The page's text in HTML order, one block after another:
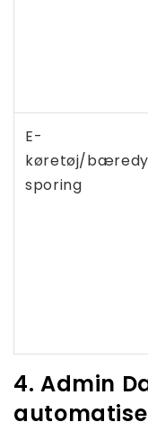
E-
køretøj/
sporing
4. Admin